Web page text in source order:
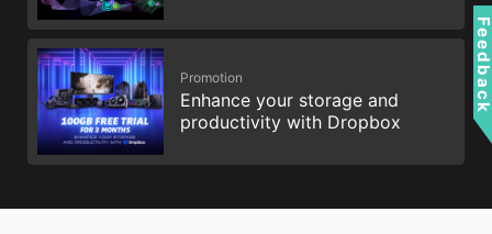
Promotion
Enhance your storage and
productivity with Dropbox